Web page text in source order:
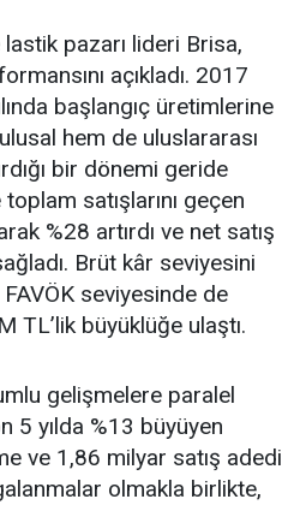
pazarı lideri Brisa,
açıkladı. 2017
başlangıç üretimlerine
hem de uluslararası
bir dönemi geride
satışlarını geçen
%28 artırdı ve net satış
Brüt kâr seviyesini
seviyesinde de
TL’lik büyüklüğe ulaştı.
gelişmelere paralel
5 yılda %13 büyüyen
ve 1,86 milyar satış adedi
olmakla birlikte,